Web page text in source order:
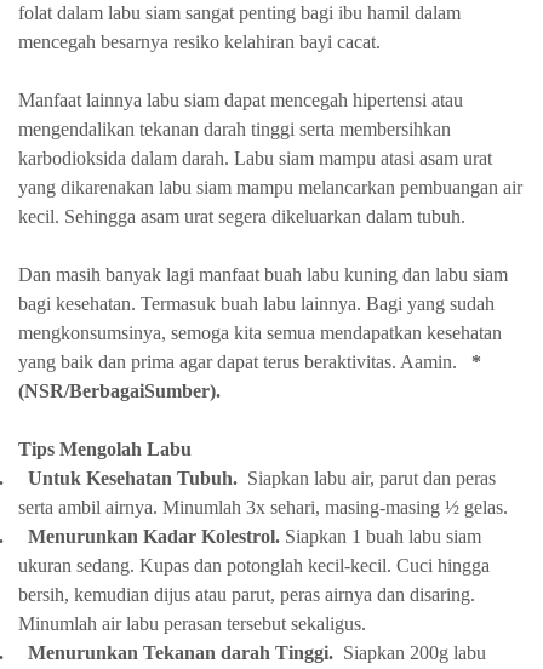
folat dalam labu siam sangat penting bagi ibu hamil dalam
mencegah besarnya resiko kelahiran bayi cacat.
Manfaat lainnya labu siam dapat mencegah hipertensi atau
mengendalikan tekanan darah tinggi serta membersihkan
karbodioksida dalam darah. Labu siam mampu atasi asam urat
yang dikarenakan labu siam mampu melancarkan pembuangan air
kecil. Sehingga asam urat segera dikeluarkan dalam tubuh.
Dan masih banyak lagi manfaat buah labu kuning dan labu siam
bagi kesehatan. Termasuk buah labu lainnya. Bagi yang sudah
mengkonsumsinya, semoga kita semua mendapatkan kesehatan
yang baik dan prima agar dapat terus beraktivitas. Aamin. *
(NSR/BerbagaiSumber).
Tips Mengolah Labu
Untuk Kesehatan Tubuh. Siapkan labu air, parut dan peras
serta ambil airnya. Minumlah 3x sehari, masing-masing ½ gelas.
Menurunkan Kadar Kolestrol. Siapkan 1 buah labu siam
ukuran sedang. Kupas dan potonglah kecil-kecil. Cuci hingga
bersih, kemudian dijus atau parut, peras airnya dan disaring.
Minumlah air labu perasan tersebut sekaligus.
Menurunkan Tekanan darah Tinggi. Siapkan 200g labu